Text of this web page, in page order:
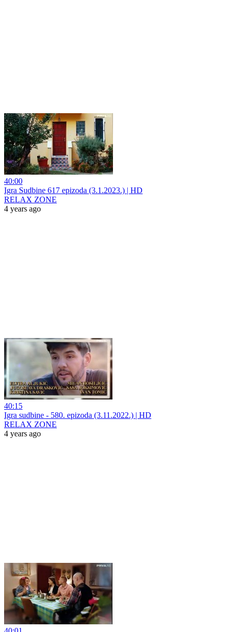
40:00
Igra Sudbine 617 epizoda (3.1.2023.) | HD
RELAX ZONE
4 years ago
40:15
Igra sudbine - 580. epizoda (3.11.2022.) | HD
RELAX ZONE
4 years ago